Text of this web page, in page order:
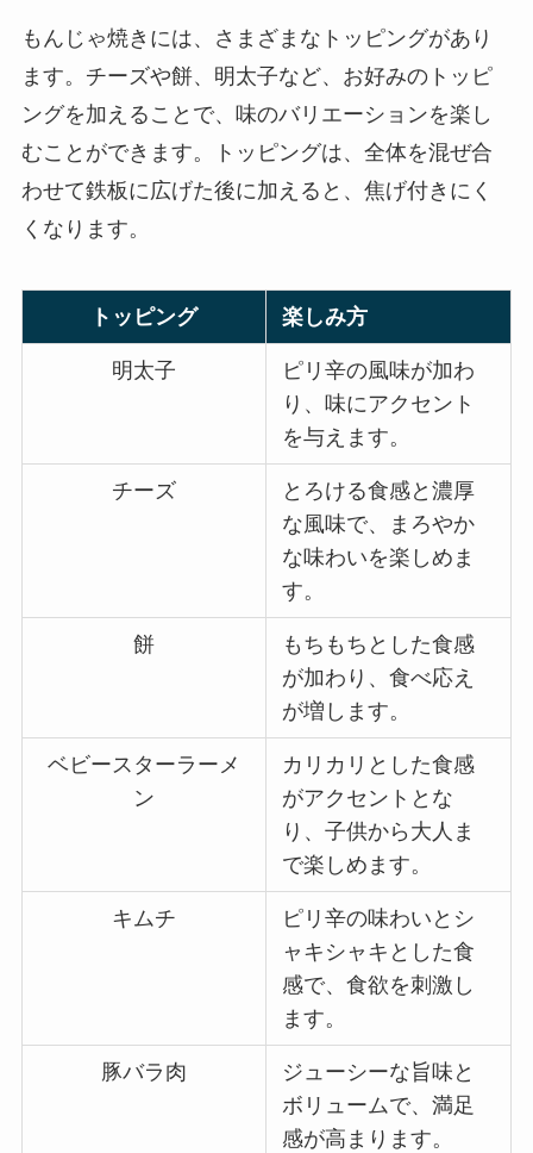
もんじゃ焼きには、さまざまなトッピングがあり
ます。チーズや餅、明太子など、お好みのトッピ
ングを加えることで、味のバリエーションを楽し
むことができます。トッピングは、全体を混ぜ合
わせて鉄板に広げた後に加えると、焦げ付きにく
くなります。
トッピング 楽しみ方
明太子
ピリ辛の風味が加わ
り、味にアクセント
を与えます。
チーズ
とろける食感と濃厚
な風味で、まろやか
な味わいを楽しめま
す。
餅
もちもちとした食感
が加わり、食べ応え
が増します。
ベビースターラーメ
ン
カリカリとした食感
がアクセントとな
り、子供から大人ま
で楽しめます。
キムチ
ピリ辛の味わいとシ
ャキシャキとした食
感で、食欲を刺激し
ます。
豚バラ肉
ジューシーな旨味と
ボリュームで、満足
感が高まります。